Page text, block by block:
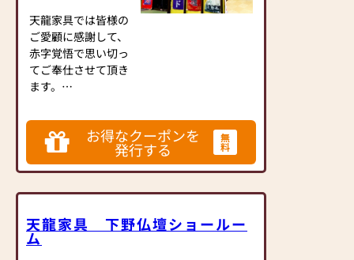
天龍家具では皆様の
ご愛顧に感謝して、
赤字覚悟で思い切っ
てご奉仕させて頂き
ます。
の豊富な品揃えで、
品質と安心価格で最
適なお仏壇選びのお
手伝いを致します。
ービス】
30年満足保証付・
お得なクーポンを
発行する
無
料
天龍家具 下野仏壇ショールー
ム